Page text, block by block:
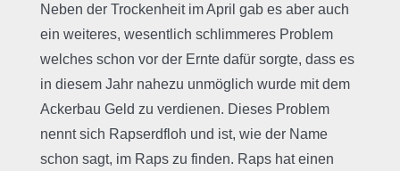
Neben der Trockenheit im April gab es aber auch
ein weiteres, wesentlich schlimmeres Problem
welches schon vor der Ernte dafür sorgte, dass es
in diesem Jahr nahezu unmöglich wurde mit dem
Ackerbau Geld zu verdienen. Dieses Problem
nennt sich Rapserdfloh und ist, wie der Name
schon sagt, im Raps zu finden. Raps hat einen